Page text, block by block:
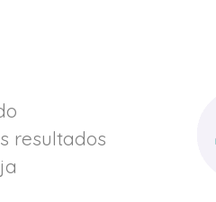
resultados